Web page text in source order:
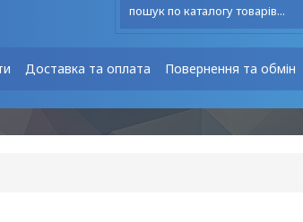
Доставка та оплата Повернення та обмін